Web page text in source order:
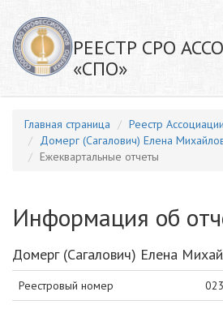
РЕЕСТР СРО
«СПО»
Главная страница
Реестр Ассоциации
Домерг (Сагалович) Елена
Ежеквартальные отчеты
Информация об
Домерг (Сагалович) Елена
Реестровый номер